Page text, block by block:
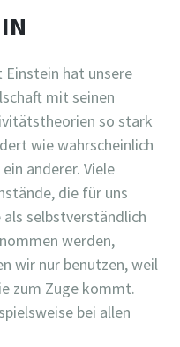
Einstein hat unsere
mit seinen
so stark
wie wahrscheinlich
anderer. Viele
die für uns
als selbstverständlich
werden,
wir nur benutzen, weil
zum Zuge kommt.
bei allen